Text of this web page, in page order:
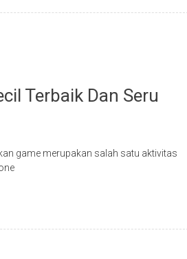
Terbaik Dan Seru
game merupakan salah satu aktivitas